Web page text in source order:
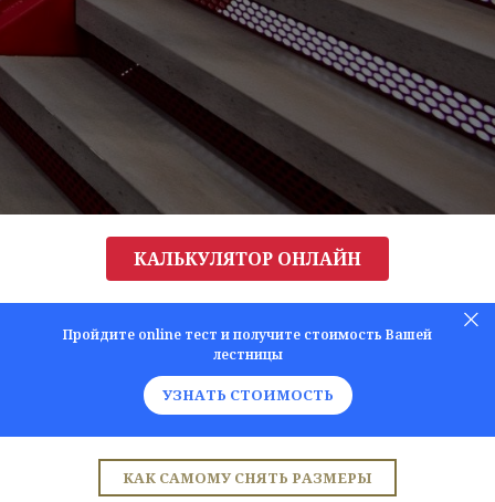
КАЛЬКУЛЯТОР ОНЛАЙН
Пройдите online тест и получите стоимость Вашей
лестницы
УЗНАТЬ СТОИМОСТЬ
КАК САМОМУ СНЯТЬ РАЗМЕРЫ